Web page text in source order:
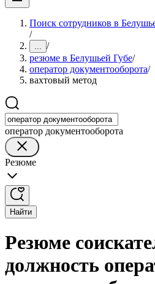
Поиск сотрудников в
/
... /
резюме в Белушьей Губе/
оператор документооборота/
вахтовый метод
оператор документооборота
Резюме
Найти
Резюме
должность